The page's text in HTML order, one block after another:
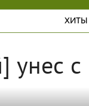
ХИТЫ
унес с